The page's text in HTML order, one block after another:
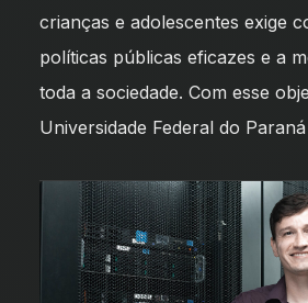
crianças e adolescentes exige
políticas públicas eficazes e a
toda a sociedade. Com esse
Universidade Federal do